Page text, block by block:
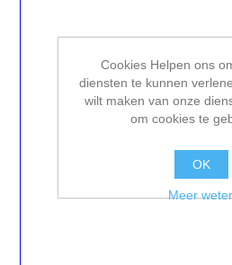
Cookies Helpen ons
diensten te kunnen
wilt maken van onze
om cookies te
OK
Meer